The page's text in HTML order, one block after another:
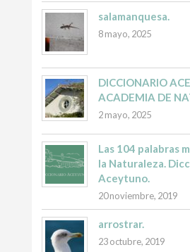
salamanquesa.
8 mayo, 2025
DICCIONARIO
ACADEMIA DE
2 mayo, 2025
Las 104 palabras
la Naturaleza.
Aceytuno.
20 noviembre, 2019
arrostrar.
23 octubre, 2019